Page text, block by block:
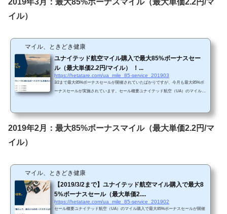
2019年3月：最大85%ボーナスマイル（最大単価2.2円/マ
イル）
マイル、ときどき健康
ユナイテッド航空マイル購入で最大85%ボーナスセー
ル（最大単価2.2円/マイル） ！...
https://hetatare.com/ua_mile_85-service_201903
3/2まで最大85%ボーナスセールが開催されていたばかりですが、今月も最大85%ボ
ーナスセールが実施されています。セール概要ユナイテッド航空（UA）のマイル購
ールがあったことを考えると、お得感が高いセールというわけではないと思いま
す。 Chromeで「リダイレクトが繰り返し行われました」というエラーが生じてし
2019年2月：最大85%ボーナスマイル（最大単価2.2円/マ
イル）
マイル、ときどき健康
【2019/3/2まで】ユナイテッド航空マイル購入で最大8
5%ボーナスセール（最大単価2....
https://hetatare.com/ua_mile_85-service_201902
セール概要ユナイテッド航空（UA）のマイル購入で最大85%ボーナスセールが開催